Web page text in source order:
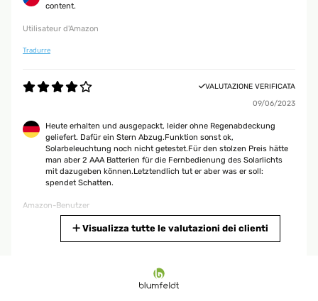
content.
Utilisateur d'Amazon
Tradurre
VALUTAZIONE VERIFICATA
09/06/2023
Heute erhalten und ausgepackt, leider ohne Regenabdeckung
geliefert. Dafür ein Stern Abzug.Funktion sonst ok,
Solarbeleuchtung noch nicht getestet.Für den stolzen Preis hätte
man aber 2 AAA Batterien für die Fernbedienung des Solarlichts
mit dazugeben können.Letztendlich tut er aber was er soll:
spendet Schatten.
Amazon-Benutzer
Visualizza tutte le valutazioni dei clienti